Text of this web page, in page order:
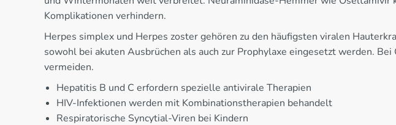
Komplikationen verhindern.
Herpes simplex und Herpes zoster gehören zu den häufigsten viralen
sowohl bei akuten Ausbrüchen als auch zur Prophylaxe eingesetzt werden.
vermeiden.
Hepatitis B und C erfordern spezielle antivirale Therapien
HIV-Infektionen werden mit Kombinationstherapien behandelt
Respiratorische Syncytial-Viren bei Kindern